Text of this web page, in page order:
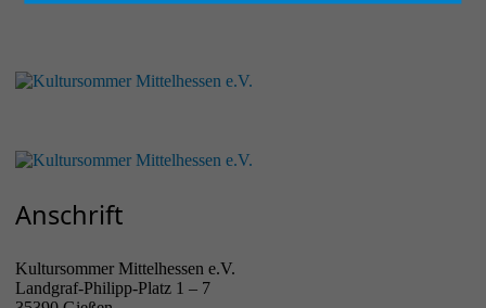
Anschrift
Kultursommer Mittelhessen e.V.
Landgraf-Philipp-Platz 1 – 7